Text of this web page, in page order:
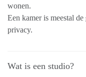
wonen.
Een kamer is meestal de
privacy.
Wat is een studio?